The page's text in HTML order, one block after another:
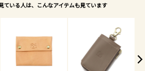
ている人は、こんなアイテムも見ています